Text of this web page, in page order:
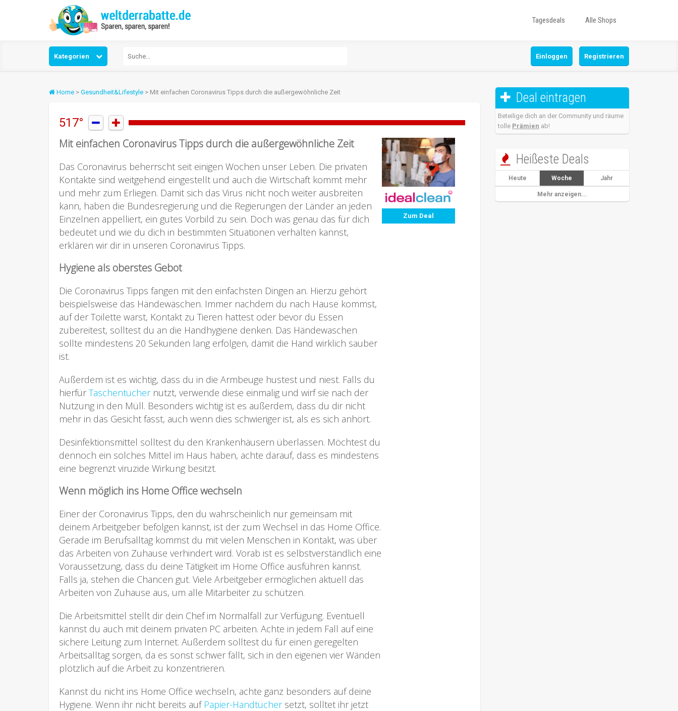
Tagesdeals Alle Shops
Kategorien Einloggen Registrieren
Home > Gesundheit&Lifestyle > Mit einfachen Coronavirus Tipps durch die außergewöhnliche Zeit
517°  
Mit einfachen Coronavirus Tipps durch die außergewöhnliche Zeit
Das Coronavirus beherrscht seit einigen Wochen unser Leben. Die privaten
Kontakte sind weitgehend eingestellt und auch die Wirtschaft kommt mehr
und mehr zum Erliegen. Damit sich das Virus nicht noch weiter ausbreiten
kann, haben die Bundesregierung und die Regierungen der Länder an jeden
Einzelnen appelliert, ein gutes Vorbild zu sein. Doch was genau das für dich
bedeutet und wie du dich in bestimmten Situationen verhalten kannst,
erklären wir dir in unseren Coronavirus Tipps.
Hygiene als oberstes Gebot
Die Coronavirus Tipps fangen mit den einfachsten Dingen an. Hierzu gehört
beispielsweise das Händewäschen. Immer nachdem du nach Hause kommst,
auf der Toilette warst, Kontakt zu Tieren hattest oder bevor du Essen
zubereitest, solltest du an die Handhygiene denken. Das Händewaschen
sollte mindestens 20 Sekunden lang erfolgen, damit die Hand wirklich sauber
ist.
Außerdem ist es wichtig, dass du in die Armbeuge hustest und niest. Falls du
hierfür Taschentüchernutzt, verwende diese einmalig und wirf sie nach der
Nutzung in den Müll. Besonders wichtig ist es außerdem, dass du dir nicht
mehr in das Gesicht fasst, auch wenn dies schwieriger ist, als es sich anhört.
Desinfektionsmittel solltest du den Krankenhäusern überlassen. Möchtest du
dennoch ein solches Mittel im Haus haben, achte darauf, dass es mindestens
eine begrenzt viruzide Wirkung besitzt.
Wenn möglich ins Home Office wechseln
Einer der Coronavirus Tipps, den du wahrscheinlich nur gemeinsam mit
deinem Arbeitgeber befolgen kannst, ist der zum Wechsel in das Home Office.
Gerade im Berufsalltag kommst du mit vielen Menschen in Kontakt, was über
das Arbeiten von Zuhause verhindert wird. Vorab ist es selbstverständlich eine
Voraussetzung, dass du deine Tätigkeit im Home Office ausführen kannst.
Falls ja, stehen die Chancen gut. Viele Arbeitgeber ermöglichen aktuell das
Arbeiten von Zuhause aus, um alle Mitarbeiter zu schützen.
Die Arbeitsmittel stellt dir dein Chef im Normalfall zur Verfügung. Eventuell
kannst du auch mit deinem privaten PC arbeiten. Achte in jedem Fall auf eine
sichere Leitung zum Internet. Außerdem solltest du für einen geregelten
Arbeitsalltag sorgen, da es sonst schwer fällt, sich in den eigenen vier Wänden
plötzlich auf die Arbeit zu konzentrieren.
Kannst du nicht ins Home Office wechseln, achte ganz besonders auf deine
Hygiene. Wenn ihr nicht bereits auf Papier-Handtüchersetzt, solltet ihr jetzt
Zum Deal
 Deal eintragen
Beteilige dich an der Community und räume
tolle Prämien ab!
 Heißeste Deals
Heute Woche Jahr
Mehr anzeigen...